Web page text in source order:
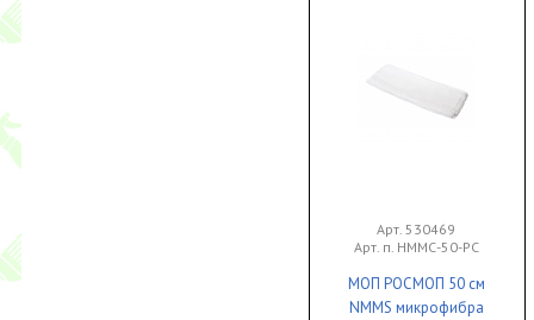
Арт. 530469
Арт. п. НММС-50-РС
МОП РОСМОП 50 см
NMMS микрофибра